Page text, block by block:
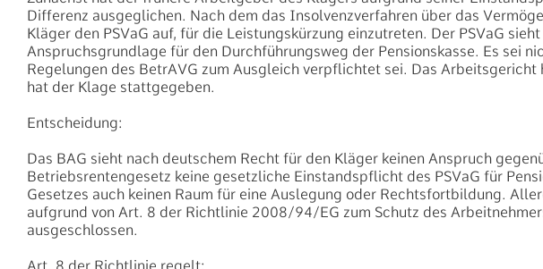
Differenz ausgeglichen. Nach dem das Insolvenzverfahren über das
Kläger den PSVaG auf, für die Leistungskürzung einzutreten. Der PSVaG
Anspruchsgrundlage für den Durchführungsweg der Pensionskasse. Es sei
Regelungen des BetrAVG zum Ausgleich verpflichtet sei. Das
hat der Klage stattgegeben.
Entscheidung:
Das BAG sieht nach deutschem Recht für den Kläger keinen Anspruch
Betriebsrentengesetz keine gesetzliche Einstandspflicht des PSVaG für
Gesetzes auch keinen Raum für eine Auslegung oder Rechtsfortbildung.
aufgrund von Art. 8 der Richtlinie 2008/94/EG zum Schutz des
ausgeschlossen.